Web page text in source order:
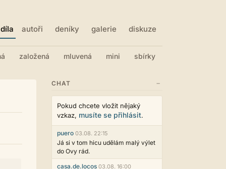
díla autoři deníky galerie diskuze
založená mluvená mini sbírky
CHAT −
Pokud chcete vložit nějaký
vzkaz, musíte se přihlásit.
puero 03.08. 22:15
Já si v tom hicu udělám malý výlet
do Ovy rád.
casa.de.locos 03.08. 16:00